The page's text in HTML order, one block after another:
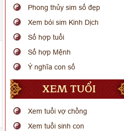
Phong thủy sim số đẹp
Xem bói sim Kinh Dịch
Số hợp tuổi
Số hợp Mệnh
Ý nghĩa con số
XEM TUỔI
Xem tuổi vợ chồng
Xem tuổi sinh con